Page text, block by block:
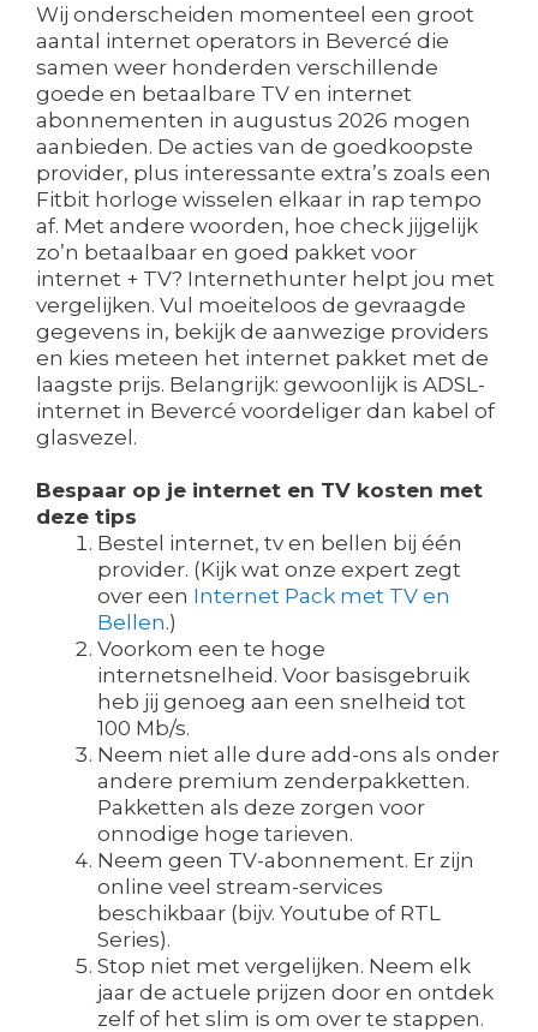
Wij onderscheiden momenteel een groot
aantal internet operators in Bevercé die
samen weer honderden verschillende
goede en betaalbare TV en internet
abonnementen in augustus 2026 mogen
aanbieden. De acties van de goedkoopste
provider, plus interessante extra’s zoals een
Fitbit horloge wisselen elkaar in rap tempo
af. Met andere woorden, hoe check jijgelijk
zo’n betaalbaar en goed pakket voor
internet + TV? Internethunter helpt jou met
vergelijken. Vul moeiteloos de gevraagde
gegevens in, bekijk de aanwezige providers
en kies meteen het internet pakket met de
laagste prijs. Belangrijk: gewoonlijk is ADSL-
internet in Bevercé voordeliger dan kabel of
glasvezel.
Bespaar op je internet en TV kosten met
deze tips
Bestel internet, tv en bellen bij één
provider. (Kijk wat onze expert zegt
over een Internet Pack met TV en
Bellen.)
Voorkom een te hoge
internetsnelheid. Voor basisgebruik
heb jij genoeg aan een snelheid tot
100 Mb/s.
Neem niet alle dure add-ons als onder
andere premium zenderpakketten.
Pakketten als deze zorgen voor
onnodige hoge tarieven.
Neem geen TV-abonnement. Er zijn
online veel stream-services
beschikbaar (bijv. Youtube of RTL
Series).
Stop niet met vergelijken. Neem elk
jaar de actuele prijzen door en ontdek
zelf of het slim is om over te stappen.